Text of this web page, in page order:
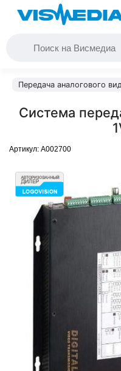
Передача аналогового
Система
Артикул: A002700